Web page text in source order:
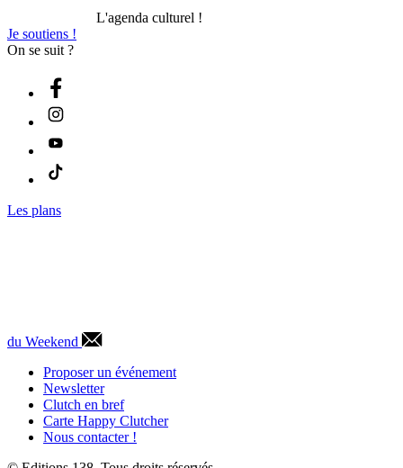
L'agenda culturel !
Je soutiens !
On se suit ?
Les plans
du Weekend
Proposer un événement
Newsletter
Clutch en bref
Carte Happy Clutcher
Nous contacter !